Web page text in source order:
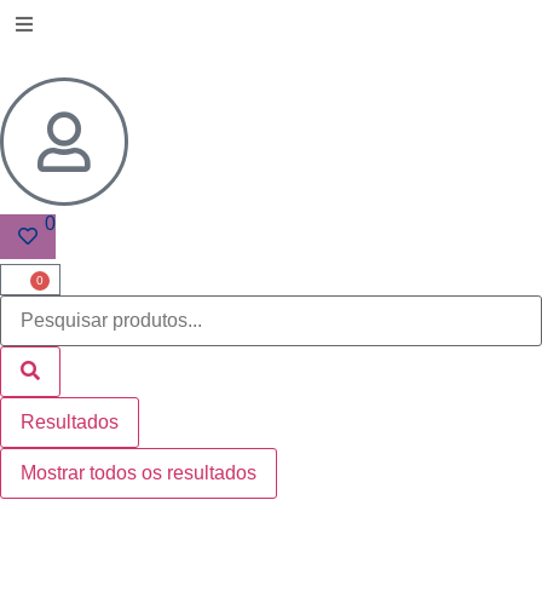
0
0
Resultados
Mostrar todos os resultados